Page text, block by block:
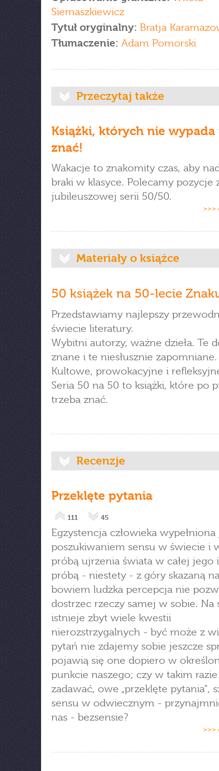
Siemaszkiewicz
Tytuł oryginalny: Bratja
Tłumaczenie: Adam Pomorski
Przeczytaj także
Książki, których nie wypada
znać!
Wakacje to znakomity czas, aby
braki w klasyce. Polecamy pozycje
jubileuszowej serii 50/50.
>>>
Materiały o książce
50 książek na 50-lecie
Przedstawiamy najlepszy
świecie literatury.
Wybitni autorzy, ważne dzieła. Te
znane i te niesłusznie zapomniane.
Kultowe, prowokacyjne i
Seria 50 na 50 to książki, które po
trzeba znać.
Recenzje
Przeklęte pytania
111 45
Egzystencja człowieka wypełniona
poszukiwaniem sensu w świecie i
próbą ujrzenia świata w całej jego
próbą - niestety - z góry skazaną
bowiem ludzka percepcja nie
dostrzec rzeczy samej w sobie. Na
istnieje zbyt wiele kwestii
nierozstrzygalnych - być może z
pytań nie zdajemy sobie jeszcze
pojawią się one dopiero w
punkcie naszego; czy w takim
zadawać, owe „przeklęte pytania",
sensu w odwiecznym -
nas - bezsensie?
>>>